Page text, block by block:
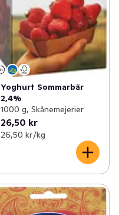
Yoghurt Sommarbär
2,4%
1000 g, Skånemejerier
26,50 kr
26,50 kr /kg